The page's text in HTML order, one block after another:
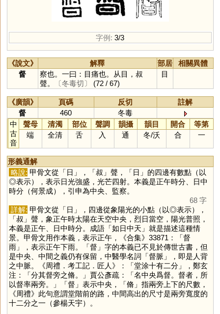
字例: 3/3
《說文》 解釋 部居
相關異體
督
察也。一曰：目痛也。从目，叔
聲。
〔冬毒切〕 (72 / 67)
目
《廣韻》 頁碼 反切
註解
督
460
冬毒
中
古
音
聲母 清濁 部位 聲調 韻攝 韻目 開合
等第
端
全清 舌 入 通 冬/沃 合 一
形義通解
略說: 甲骨文從「日 」，「叔 」聲，「日 」的四邊有數點（以
◎表示），表示日光強盛，光芒四射。本義是正午時分、日中
時分（何景成），引申為中央、監察。
68 字
詳解: 甲骨文從「日 」，四邊從象陽光的小點（以◎表示），
「叔 」聲，象正午時太陽在天空中央，烈日當空，陽光普照，
本義是正午、日中時分。成語「如日中天」就是描述這種情
景。甲骨文用作本義，表示正午，《合集》33871：「督
雨」，表示正午下雨。「督 」字的本義已不見於傳世古書，但
是中央、中間之義仍有保留，中醫學名詞「督脈」，即是人背
之中脈。《周禮．考工記．匠人》：「堂涂十有二分」，鄭玄
注：「分其督旁之脩。」賈公彥疏：「名中央爲督。督者，所
以督率兩旁。」「督 」表示中央，「脩 」指兩旁上下的尺數，
《周禮》此句意謂堂階前的路，中間高出的尺寸是兩旁寬度的
十二分之一（參楊天宇）。